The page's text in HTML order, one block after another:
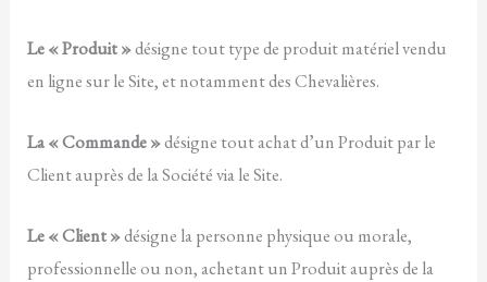
Le « Produit »désigne tout type de produit matériel vendu
en ligne sur le Site, et notamment des Chevalières.
La « Commande »désigne tout achat d’un Produit par le
Client auprès de la Société via le Site.
Le « Client »désigne la personne physique ou morale,
professionnelle ou non, achetant un Produit auprès de la